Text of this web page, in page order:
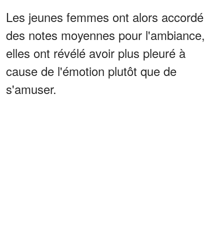
Les jeunes femmes ont alors accordé
des notes moyennes pour l'ambiance,
elles ont révélé avoir plus pleuré à
cause de l'émotion plutôt que de
s'amuser.